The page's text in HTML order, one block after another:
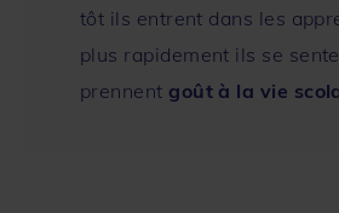
tôt ils entrent dans les
plus rapidement ils se
prennent goût à la vie